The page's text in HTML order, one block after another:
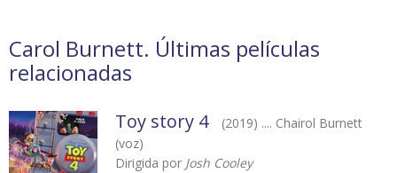
Carol Burnett. Últimas películas
relacionadas
Toy story 4
(2019) .... Chairol Burnett
(voz)
Dirigida por Josh Cooley